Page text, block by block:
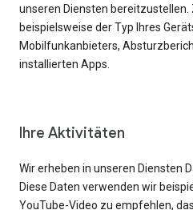
unseren Diensten bereitzustellen.
beispielsweise der Typ Ihres
Mobilfunkanbieters,
installierten Apps.
Ihre Aktivitäten
Wir erheben in unseren Diensten
Diese Daten verwenden wir
YouTube-Video zu empfehlen,